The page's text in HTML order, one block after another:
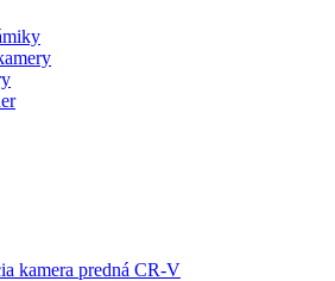
kamera predná CR-V